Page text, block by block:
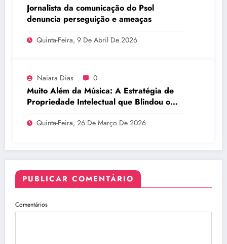
Jornalista da comunicação do Psol
denuncia perseguição e ameaças
Quinta-Feira, 9 De Abril De 2026
Naiara Dias 0
Muito Além da Música: A Estratégia de
Propriedade Intelectual que Blindou o
Legado do BTS
Quinta-Feira, 26 De Março De 2026
PUBLICAR COMENTÁRIO
Comentários